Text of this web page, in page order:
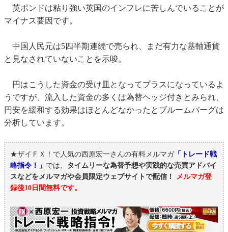
英ポンドは粘り強い英国のインフレに苦しんでいることが
マイナス要因です。
中国人民元は5四半期連続で売られ、まだ有力な基軸通貨
と見なされていないことを示唆。
円はこうした資金の受け皿となってプラスになっているよ
うですが、流入した資金の多くは為替ヘッジ付きとみられ、
円安を緩和する効果はほとんどなかったとブルームバーグは
分析しています。
★ザイＦＸ！で人気の西原宏一さんの有料メルマガ「トレード戦
略指令！」 では、 タイムリーな為替予想や実践的な売買アドバイ
スなどをメルマガや会員限定ウェブサイトで配信！
メルマガ登
録後10日間無料です。